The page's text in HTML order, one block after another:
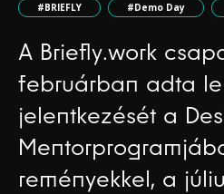
#BRIEFLY #Demo Day
A Briefly.work
februárban adta
jelentkezését a
reményekkel, a